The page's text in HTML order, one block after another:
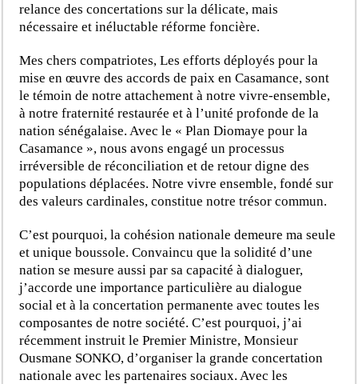
relance des concertations sur la délicate, mais
nécessaire et inéluctable réforme foncière.
Mes chers compatriotes, Les efforts déployés pour la
mise en œuvre des accords de paix en Casamance, sont
le témoin de notre attachement à notre vivre-ensemble,
à notre fraternité restaurée et à l’unité profonde de la
nation sénégalaise. Avec le « Plan Diomaye pour la
Casamance », nous avons engagé un processus
irréversible de réconciliation et de retour digne des
populations déplacées. Notre vivre ensemble, fondé sur
des valeurs cardinales, constitue notre trésor commun.
C’est pourquoi, la cohésion nationale demeure ma seule
et unique boussole. Convaincu que la solidité d’une
nation se mesure aussi par sa capacité à dialoguer,
j’accorde une importance particulière au dialogue
social et à la concertation permanente avec toutes les
composantes de notre société. C’est pourquoi, j’ai
récemment instruit le Premier Ministre, Monsieur
Ousmane SONKO, d’organiser la grande concertation
nationale avec les partenaires sociaux. Avec les